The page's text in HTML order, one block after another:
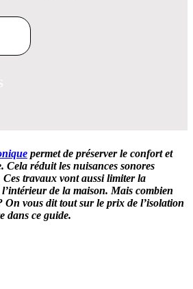
permet de préserver le confort et
Cela réduit les nuisances sonores
Ces travaux vont aussi limiter la
de la maison. Mais combien
On vous dit tout sur le prix de l’isolation
dans ce guide.